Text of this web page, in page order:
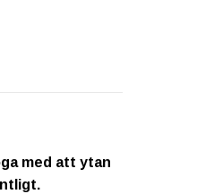
med att ytan